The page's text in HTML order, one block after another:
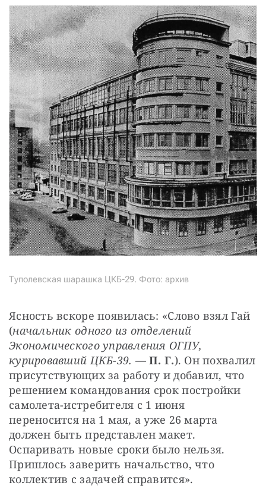
Туполевская шарашка ЦКБ-29. Фото: архив
Ясность вскоре появилась: «Слово взял Гай
(начальник одного из отделений
Экономического управления ОГПУ,
курировавший ЦКБ-39. — П. Г.). Он похвалил
присутствующих за работу и добавил, что
решением командования срок постройки
самолета-истребителя с 1 июня
переносится на 1 мая, а уже 26 марта
должен быть представлен макет.
Оспаривать новые сроки было нельзя.
Пришлось заверить начальство, что
коллектив с задачей справится».